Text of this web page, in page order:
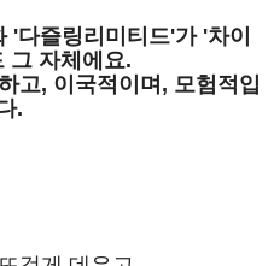
'다즐링리미티드'가 '차이
그 자체에요.
고, 이국적이며, 모험적입
.